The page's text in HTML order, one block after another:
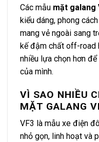
Các mẫu mặt galang
kiểu dáng, phong
mang vẻ ngoài sang
kế đậm chất off-road
nhiều lựa chọn hơn
của mình.
VÌ SAO NHIỀU
MẶT GALANG
VF3 là mẫu xe điện
nhỏ gọn, linh hoạt và